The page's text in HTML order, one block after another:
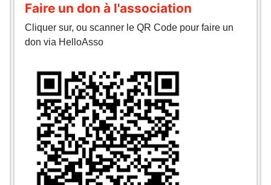
Faire un don à l'association
Cliquer sur, ou scanner le QR Code pour faire un
don via HelloAsso